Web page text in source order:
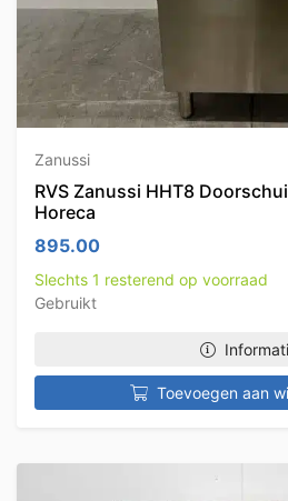
Zanussi
RVS Zanussi HHT8
Horeca
895.00
Slechts 1 resterend op voorraad
Gebruikt
Toevoegen aan